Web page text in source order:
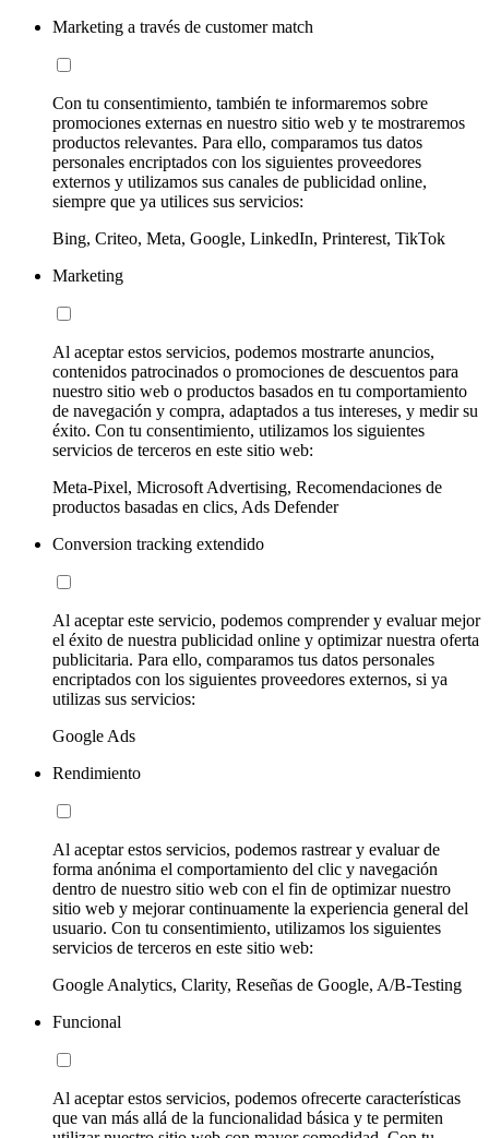
Marketing a través de customer match
Con tu consentimiento, también te informaremos sobre
promociones externas en nuestro sitio web y te mostraremos
productos relevantes. Para ello, comparamos tus datos
personales encriptados con los siguientes proveedores
externos y utilizamos sus canales de publicidad online,
siempre que ya utilices sus servicios:
Bing, Criteo, Meta, Google, LinkedIn, Printerest, TikTok
Marketing
Al aceptar estos servicios, podemos mostrarte anuncios,
contenidos patrocinados o promociones de descuentos para
nuestro sitio web o productos basados en tu comportamiento
de navegación y compra, adaptados a tus intereses, y medir su
éxito. Con tu consentimiento, utilizamos los siguientes
servicios de terceros en este sitio web:
Meta-Pixel, Microsoft Advertising, Recomendaciones de
productos basadas en clics, Ads Defender
Conversion tracking extendido
Al aceptar este servicio, podemos comprender y evaluar mejor
el éxito de nuestra publicidad online y optimizar nuestra oferta
publicitaria. Para ello, comparamos tus datos personales
encriptados con los siguientes proveedores externos, si ya
utilizas sus servicios:
Google Ads
Rendimiento
Al aceptar estos servicios, podemos rastrear y evaluar de
forma anónima el comportamiento del clic y navegación
dentro de nuestro sitio web con el fin de optimizar nuestro
sitio web y mejorar continuamente la experiencia general del
usuario. Con tu consentimiento, utilizamos los siguientes
servicios de terceros en este sitio web:
Google Analytics, Clarity, Reseñas de Google, A/B-Testing
Funcional
Al aceptar estos servicios, podemos ofrecerte características
que van más allá de la funcionalidad básica y te permiten